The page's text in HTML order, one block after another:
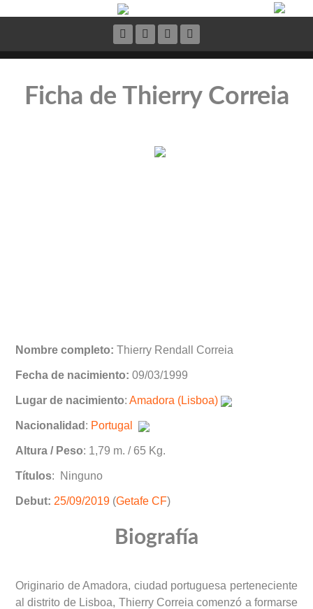
Ficha de Thierry Correia
Nombre completo: Thierry Rendall Correia
Fecha de nacimiento: 09/03/1999
Lugar de nacimiento: Amadora (Lisboa)
Nacionalidad : Portugal
Altura / Peso: 1,79 m. / 65 Kg.
Títulos: Ninguno
Debut: 25/09/2019 (Getafe CF)
Biografía
Originario de Amadora, ciudad portuguesa perteneciente
al distrito de Lisboa, Thierry Correia comenzó a formarse